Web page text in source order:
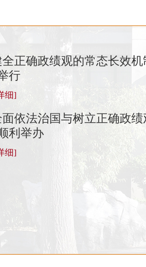
全正确政绩观的常态长效
行
细]
面依法治国与树立正确政
利举办
细]
“全面依法治国与树立正确政绩观